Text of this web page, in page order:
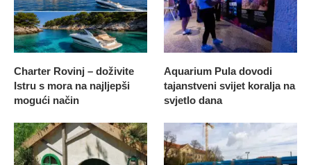
Charter Rovinj – doživite
Istru s mora na najljepši
mogući način
Aquarium Pula dovodi
tajanstveni svijet koralja na
svjetlo dana